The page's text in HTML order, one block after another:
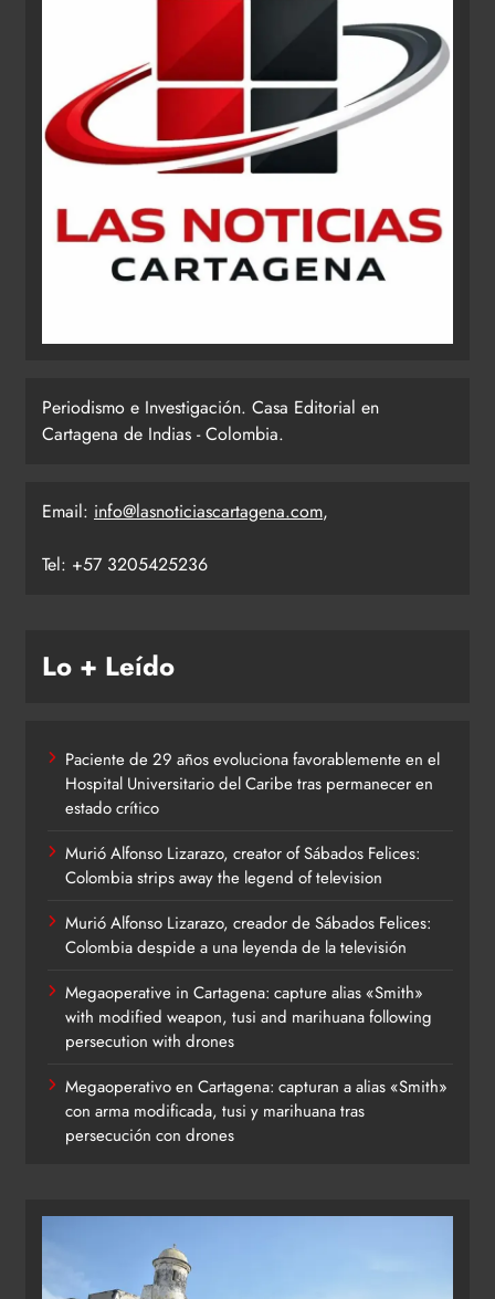
Periodismo e Investigación. Casa Editorial en
Cartagena de Indias - Colombia.
Email: info@lasnoticiascartagena.com,
Tel: +57 3205425236
Lo + Leído
Paciente de 29 años evoluciona favorablemente en el
Hospital Universitario del Caribe tras permanecer en
estado crítico
Murió Alfonso Lizarazo, creator of Sábados Felices:
Colombia strips away the legend of television
Murió Alfonso Lizarazo, creador de Sábados Felices:
Colombia despide a una leyenda de la televisión
Megaoperative in Cartagena: capture alias «Smith»
with modified weapon, tusi and marihuana following
persecution with drones
Megaoperativo en Cartagena: capturan a alias «Smith»
con arma modificada, tusi y marihuana tras
persecución con drones